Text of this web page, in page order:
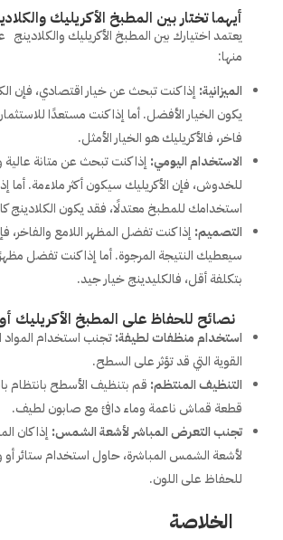
أيهما تختار بين المطبخ الأكريليك
يعتمد اختيارك بين المطبخ الأكريليك
منها:
الميزانية: إذا كنت تبحث عن خيار اقتصادي، فإن
يكون الخيار الأفضل. أما إذا كنت مستعدًا
فاخر، فالأكريليك هو الخيار الأمثل.
الاستخدام اليومي: إذا كنت تبحث عن متانة عالية
للخدوش، فإن الأكريليك سيكون أكثر ملاءمة. أما
استخدامك للمطبخ معتدلًا، فقد يكون الكلادينج
التصميم: إذا كنت تفضل المظهر اللامع والفاخر،
سيعطيك النتيجة المرجوة. أما إذا كنت تفضل
بتكلفة أقل، فالكليدينج خيار جيد.
نصائح للحفاظ على المطبخ الأكريليك أو
استخدام منظفات لطيفة:تجنب استخدام المواد
القوية التي قد تؤثر على السطح.
التنظيف المنتظم: قم بتنظيف الأسطح بانتظام
قطعة قماش ناعمة وماء دافئ مع صابون لطيف.
تجنب التعرض المباشر لأشعة الشمس: إذا كان
لأشعة الشمس المباشرة، حاول استخدام ستائر أو
للحفاظ على اللون.
الخلاصة